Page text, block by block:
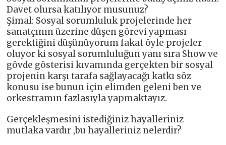
Davet olursa katılıyor musunuz?
Şimal: Sosyal sorumluluk projelerinde her
sanatçının üzerine düşen görevi yapması
gerektiğini düşünüyorum fakat öyle projeler
oluyor ki sosyal sorumluluğun yanı sıra Show ve
gövde gösterisi kıvamında gerçekten bir sosyal
projenin karşı tarafa sağlayacağı katkı söz
konusu ise bunun için elimden geleni ben ve
orkestramın fazlasıyla yapmaktayız.
Gerçekleşmesini istediğiniz hayalleriniz
mutlaka vardır ,bu hayalleriniz nelerdir?